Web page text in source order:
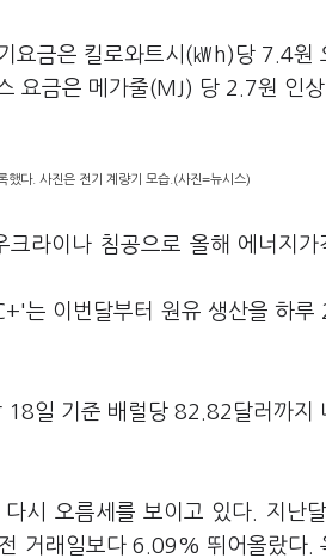
요금은 킬로와트시(㎾h)당 7.4원
요금은 메가줄(MJ) 당 2.7원 인
다. 사진은 전기 계량기 모습.(사진=뉴시스)
라이나 침공으로 올해 에너지가
는 이번달부터 원유 생산을 하루
18일 기준 배럴당 82.82달러까지
시 오름세를 보이고 있다. 지난
거래일보다 6.09% 뛰어올랐다.